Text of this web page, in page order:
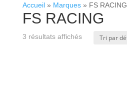
Accueil» Marques» FS RACING
FS RACING
3 résultats affichés